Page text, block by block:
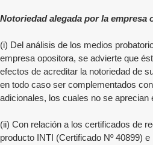
Notoriedad alegada por la empresa
(i) Del análisis de los medios
empresa opositora, se advierte que
efectos de acreditar la notoriedad de
en todo caso ser complementados
adicionales, los cuales no se aprecian
(ii) Con relación a los certificados de
producto INTI (Certificado Nº 40899)